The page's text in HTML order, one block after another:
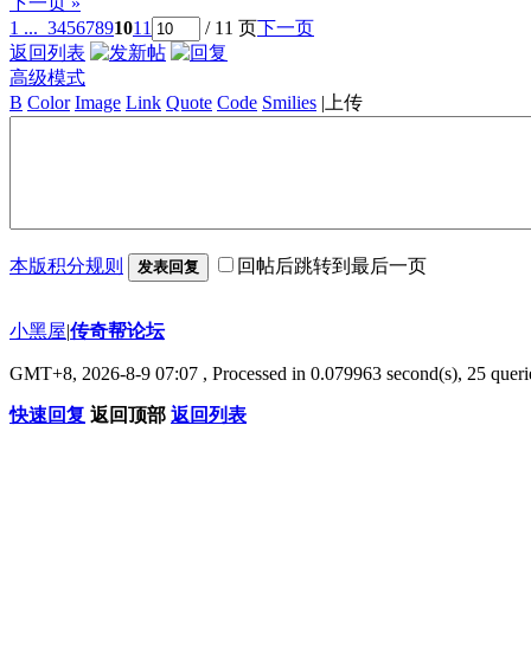
1 ... 34567891011 / 11 页下一页
返回列表
高级模式
B Color Image Link Quote Code Smilies | 上传
本版积分规则 发表回复 回帖后跳转到最后一页
小黑屋|传奇帮论坛
GMT+8, 2026-8-9 07:07 , Processed in 0.079963 second(s), 25
快速回复 返回顶部 返回列表